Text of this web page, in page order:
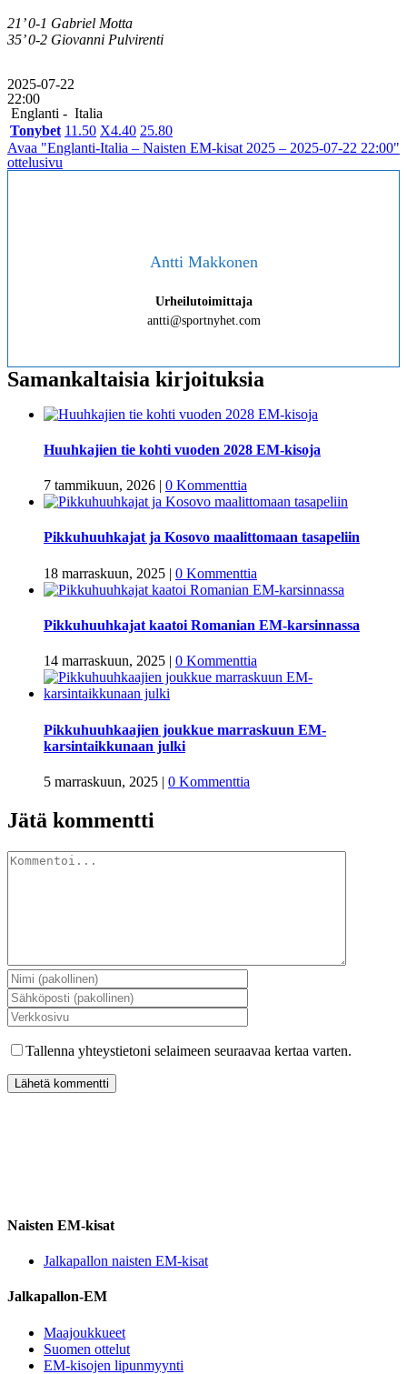
21’ 0-1 Gabriel Motta
35’ 0-2 Giovanni Pulvirenti
2025-07-22
22:00
Englanti - Italia
Tonybet 11.50 X4.40 25.80
Avaa "Englanti-Italia – Naisten EM-kisat 2025 – 2025-07-22 22:00"
ottelusivu
Antti Makkonen
Urheilutoimittaja
antti@sportnyhet.com
Samankaltaisia kirjoituksia
Huuhkajien tie kohti vuoden 2028 EM-kisoja
7 tammikuun, 2026 | 0 Kommenttia
Pikkuhuuhkajat ja Kosovo maalittomaan tasapeliin
18 marraskuun, 2025 | 0 Kommenttia
Pikkuhuuhkajat kaatoi Romanian EM-karsinnassa
14 marraskuun, 2025 | 0 Kommenttia
Pikkuhuuhkaajien joukkue marraskuun EM-
karsintaikkunaan julki
5 marraskuun, 2025 | 0 Kommenttia
Jätä kommentti
Kommentti
Tallenna yhteystietoni selaimeen seuraavaa kertaa varten.
Naisten EM-kisat
Jalkapallon naisten EM-kisat
Jalkapallon-EM
Maajoukkueet
Suomen ottelut
EM-kisojen lipunmyynti